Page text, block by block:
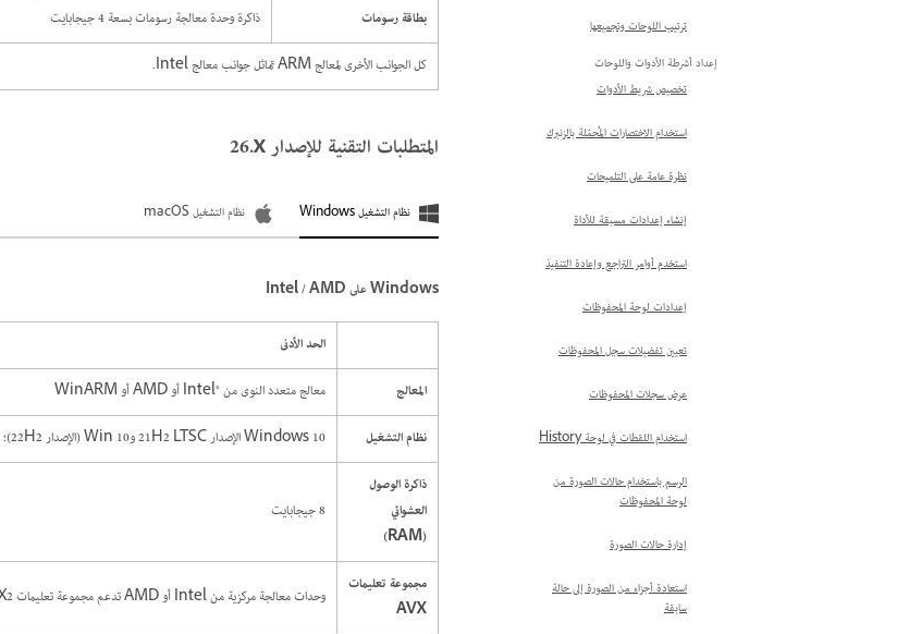
ترتيب اللوحات وتجميعها
إعداد أشرطة الأدوات واللوحات
تخصيص شريط الأدوات
استخدام الاختصارات المُحمّلة بالزنبرك
نظرة عامة على التلميحات
إنشاء إعدادات مسبقة للأداة
استخدم أوامر التراجع وإعادة التنفيذ
إعدادات لوحة المحفوظات
تعيين تفضيلات سجل المحفوظات
عرض سجلات المحفوظات
استخدام اللقطات في لوحة History
الرسم باستخدام حالات الصورة من
لوحة المحفوظات
إدارة حالات الصورة
استعادة أجزاء من الصورة إلى حالة
سابقة
بطاقة رسومات
ذاكرة وحدة معالجة رسومات بسعة 4 جيجابايت
كل الجوانب الأخرى لمعالج ARM تماثل جوانب معالج Intel.
المتطلبات التقنية للإصدار 26‎.x
نظام التشغيل Windows نظام التشغيل macOS
Windows على Intel / AMD
الحد الأدنى
المعالج
معالج متعدد النوى من Intel®‎ أو AMD أو WinARM
نظام التشغيل
Windows 10 الإصدار 21H2 LTSC وWin 10 (الإصدار 22H2)؛ Win 11 (الإصدارات 21H2 و22H2 و23H2 و24H2)
ذاكرة الوصول
العشوائي
(RAM)
8 جيجابايت
مجموعة تعليمات
AVX
وحدات معالجة مركزية من Intel أو AMD تدعم مجموعة تعليمات AVX2